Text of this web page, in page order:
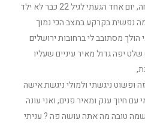
הקשר ניתקתי מההורים והמשפחה, יום אחד הגעתי לגיל 22 כבר לא ילד
נפשית בקרקע במצב הכי נמוך
מסתובב לי ברחובות ירושלים
יפה גדול מאיר עיניים שעליו
ניגשתי ולמולי ניגשת אישה
חיוך ענק ומאיר פנים, ואני עונה
טובה מה אתה עושה פה ? עניתי